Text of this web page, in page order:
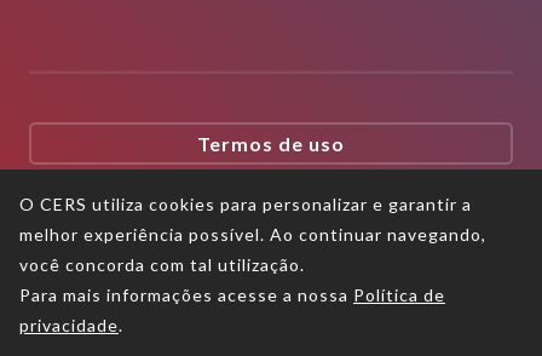
Termos de uso
Política de privacidade
Política de proteção aos direitos
autorais
O CERS utiliza cookies para personalizar e garantir a
melhor experiência possível. Ao continuar navegando,
você concorda com tal utilização.
Para mais informações acesse a nossa Política de
privacidade.